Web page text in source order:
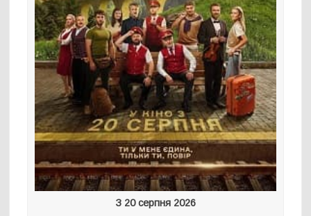
З 20 серпня 2026